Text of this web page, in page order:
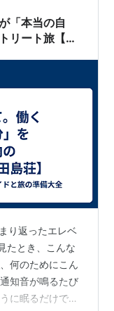
「本当の自
リート旅【江
り返ったエレベ
たとき、こんな
何のためにこん
知音が鳴るたび
に眠るだけで終